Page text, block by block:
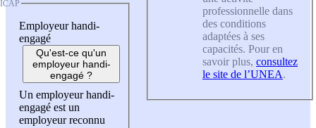
Employeur handi-
engagé
Qu'est-ce qu'un
employeur handi-
engagé ?
Un employeur handi-
engagé est un
employeur reconnu
professionnelle dans
des conditions
adaptées à ses
capacités. Pour en
savoir plus, consultez
le site de l’UNEA.